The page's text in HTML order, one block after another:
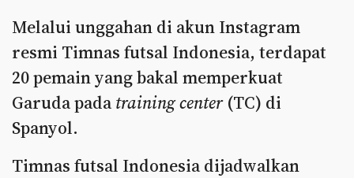
Melalui unggahan di akun Instagram
resmi Timnas futsal Indonesia, terdapat
20 pemain yang bakal memperkuat
Garuda pada training center(TC) di
Spanyol.
Timnas futsal Indonesia dijadwalkan